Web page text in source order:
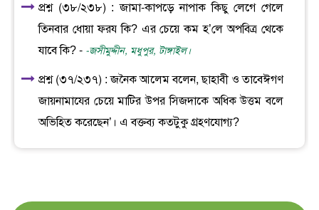
প্রশ্ন (৩৮/২৩৮) : জামা-কাপড়ে নাপাক কিছু লেগে গেলে
তিনবার ধোয়া ফরয কি? এর চেয়ে কম হ’লে অপবিত্র থেকে
যাবে কি? - -জসীমুদ্দীন, মধুপুর, টাঙ্গাইল।
প্রশ্ন (৩৭/২৩৭) : জনৈক আলেম বলেন, ছাহাবী ও তাবেঈগণ
জায়নামাযের চেয়ে মাটির উপর সিজদাকে অধিক উত্তম বলে
অভিহিত করেছেন’। এ বক্তব্য কতটুকু গ্রহণযোগ্য?